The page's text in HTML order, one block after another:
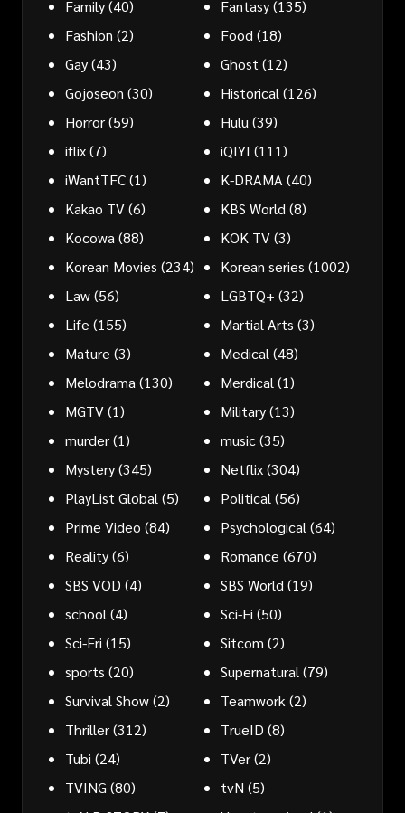
Family(40) Fantasy(135)
Fashion (2) Food (18)
Gay(43) Ghost (12)
Gojoseon (30) Historical (126)
Horror(59) Hulu (39)
iflix(7) iQIYI (111)
iWantTFC(1) K-DRAMA (40)
Kakao TV(6) KBS World (8)
Kocowa (88) KOK TV(3)
Korean Movies (234) Korean series (1002)
Law(56) LGBTQ+ (32)
Life (155) Martial Arts (3)
Mature (3) Medical (48)
Melodrama (130) Merdical (1)
MGTV(1) Military(13)
murder(1) music(35)
Mystery(345) Netflix(304)
PlayList Global (5) Political (56)
Prime Video (84) Psychological (64)
Reality(6) Romance (670)
SBS VOD (4) SBS World (19)
school (4) Sci-Fi (50)
Sci-Fri (15) Sitcom (2)
sports (20) Supernatural (79)
Survival Show(2) Teamwork (2)
Thriller(312) TrueID (8)
Tubi (24) TVer(2)
TVING (80) tvN (5)